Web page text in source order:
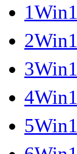
1
2
3
4
5